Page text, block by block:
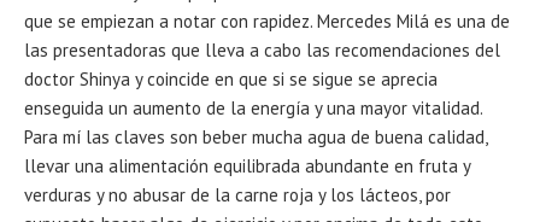
que se empiezan a notar con rapidez. Mercedes Milá es una de
las presentadoras que lleva a cabo las recomendaciones del
doctor Shinya y coincide en que si se sigue se aprecia
enseguida un aumento de la energía y una mayor vitalidad.
Para mí las claves son beber mucha agua de buena calidad,
llevar una alimentación equilibrada abundante en fruta y
verduras y no abusar de la carne roja y los lácteos, por